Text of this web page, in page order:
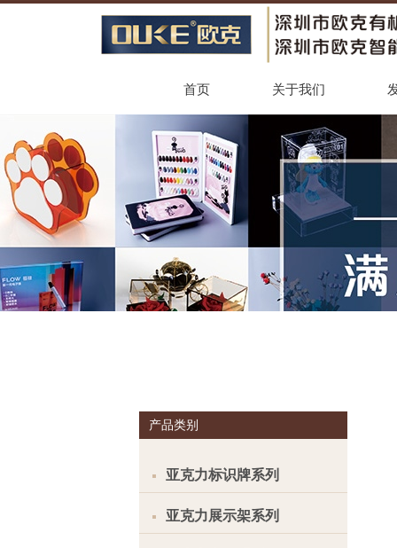
首页 关于我们
产品类别
亚克力标识牌系列
亚克力展示架系列